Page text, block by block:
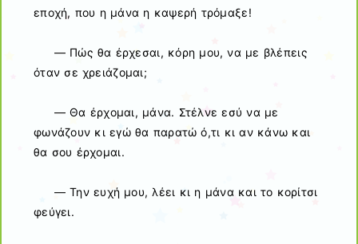
εποχή, που η μάνα η καψερή τρόμαξε!
— Πώς θα έρχεσαι, κόρη μου, να με βλέπεις
όταν σε χρειάζομαι;
— Θα έρχομαι, μάνα. Στέλνε εσύ να με
φωνάζουν κι εγώ θα παρατώ ό,τι κι αν κάνω και
θα σου έρχομαι.
— Την ευχή μου, λέει κι η μάνα και το κορίτσι
φεύγει.